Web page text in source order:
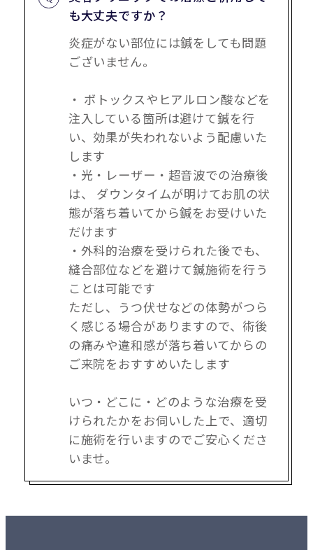
も大丈夫ですか？
炎症がない部位には鍼をしても問題
ございません。
・ ボトックスやヒアルロン酸などを
注入している箇所は避けて鍼を行
い、効果が失われないよう配慮いた
します
・光・レーザー・超音波での治療後
は、 ダウンタイムが明けてお肌の状
態が落ち着いてから鍼をお受けいた
だけます
・外科的治療を受けられた後でも、
縫合部位などを避けて鍼施術を行う
ことは可能です
ただし、うつ伏せなどの体勢がつら
く感じる場合がありますので、術後
の痛みや違和感が落ち着いてからの
ご来院をおすすめいたします
いつ・どこに・どのような治療を受
けられたかをお伺いした上で、適切
に施術を行いますのでご安心くださ
いませ。